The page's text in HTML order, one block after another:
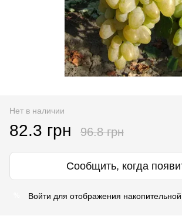
Нет в наличии
82.3 грн 96.8 грн
Сообщить, когда
Войти для отображения накопительной